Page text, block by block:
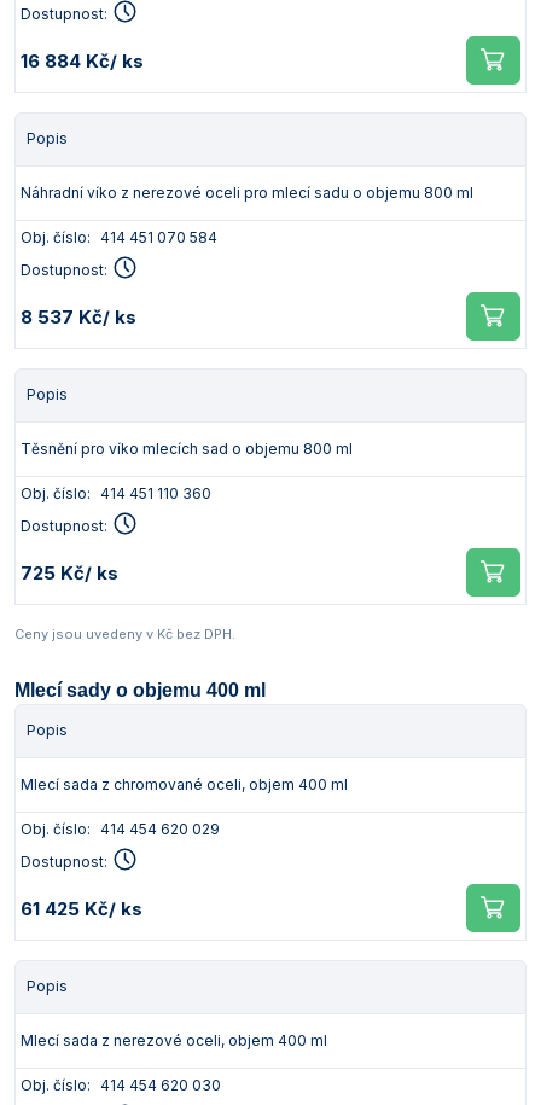
Dostupnost:
16 884 Kč/ ks
Popis
Náhradní víko z nerezové oceli pro mlecí sadu o objemu 800 ml
Obj. číslo: 414 451 070 584
Dostupnost:
8 537 Kč/ ks
Popis
Těsnění pro víko mlecích sad o objemu 800 ml
Obj. číslo: 414 451 110 360
Dostupnost:
725 Kč/ ks
Ceny jsou uvedeny v Kč bez DPH.
Mlecí sady o objemu 400 ml
Popis
Mlecí sada z chromované oceli, objem 400 ml
Obj. číslo: 414 454 620 029
Dostupnost:
61 425 Kč/ ks
Popis
Mlecí sada z nerezové oceli, objem 400 ml
Obj. číslo: 414 454 620 030